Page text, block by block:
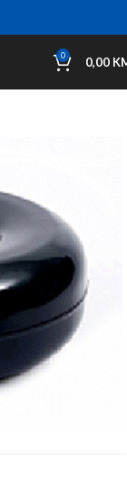
0 0,00